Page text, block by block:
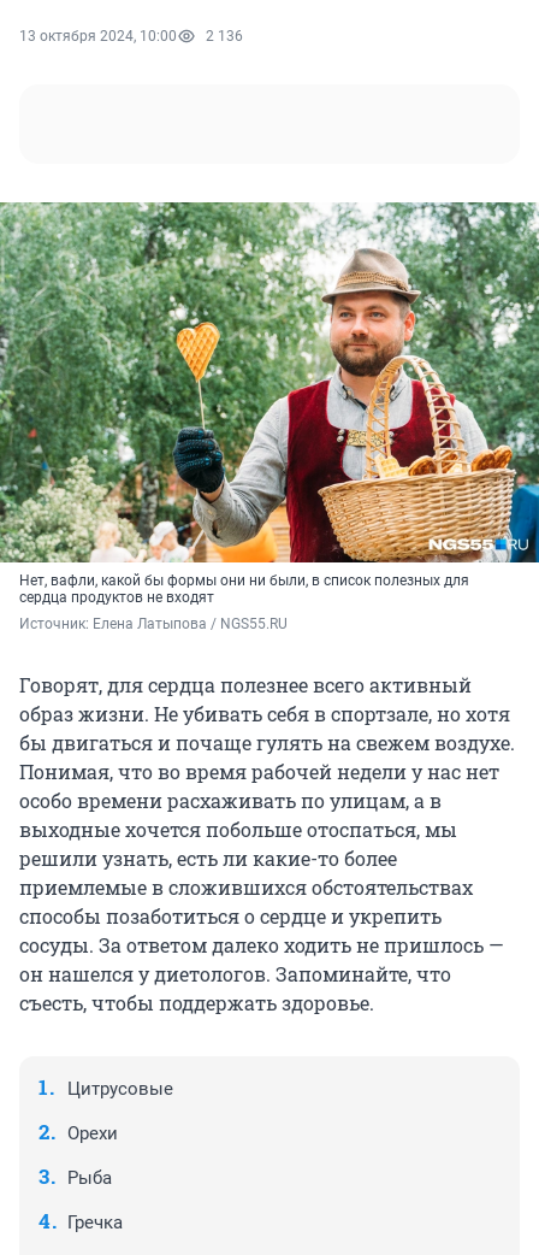
13 октября 2024, 10:00 2 136
Нет, вафли, какой бы формы они ни были, в список полезных для
сердца продуктов не входят
Источник: Елена Латыпова / NGS55.RU
Говорят, для сердца полезнее всего активный
образ жизни. Не убивать себя в спортзале, но хотя
бы двигаться и почаще гулять на свежем воздухе.
Понимая, что во время рабочей недели у нас нет
особо времени расхаживать по улицам, а в
выходные хочется побольше отоспаться, мы
решили узнать, есть ли какие-то более
приемлемые в сложившихся обстоятельствах
способы позаботиться о сердце и укрепить
сосуды. За ответом далеко ходить не пришлось —
он нашелся у диетологов. Запоминайте, что
съесть, чтобы поддержать здоровье.
Цитрусовые
Орехи
Рыба
Гречка